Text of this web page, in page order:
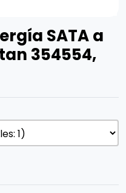
SATA a
354554,